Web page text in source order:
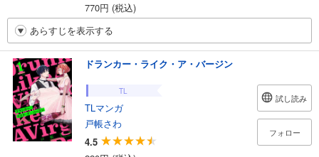
770円 (税込)
あらすじを表示する
ドランカー・ライク・ア・バージン
TL
TLマンガ
戸帳さわ
4.5
試し読み
フォロー